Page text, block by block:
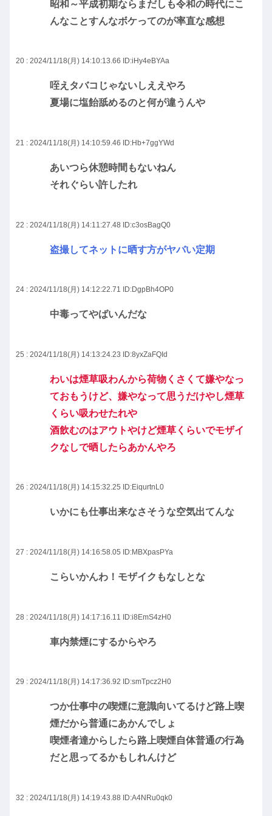
昭和～平成初期ならまだしも令和の時代にこ
んなことすんなボケってのが率直な感想
20 : 2024/11/18(月) 14:10:13.66 ID:iHy4eBYAa
咥えタバコじゃないしええやろ
夏場に塩飴舐めるのと何が違うんや
21 : 2024/11/18(月) 14:10:59.46 ID:Hb+7ggYWd
あいつら休憩時間もないねん
それぐらい許したれ
22 : 2024/11/18(月) 14:11:27.48 ID:c3osBagQ0
盗撮してネットに晒す方がヤバい定期
24 : 2024/11/18(月) 14:12:22.71 ID:DgpBh4OP0
中毒ってやばいんだな
25 : 2024/11/18(月) 14:13:24.23 ID:8yxZaFQId
わいは煙草吸わんから荷物くさくて嫌やなっ
ておもうけど、嫌やなって思うだけやし煙草
くらい吸わせたれや
酒飲むのはアウトやけど煙草くらいでモザイ
クなしで晒したらあかんやろ
26 : 2024/11/18(月) 14:15:32.25 ID:EiqurtnL0
いかにも仕事出来なさそうな空気出てんな
27 : 2024/11/18(月) 14:16:58.05 ID:MBXpasPYa
こらいかんわ！モザイクもなしとな
28 : 2024/11/18(月) 14:17:16.11 ID:i8EmS4zH0
車内禁煙にするからやろ
29 : 2024/11/18(月) 14:17:36.92 ID:smTpcz2H0
つか仕事中の喫煙に意識向いてるけど路上喫
煙だから普通にあかんでしょ
喫煙者達からしたら路上喫煙自体普通の行為
だと思ってるかもしれんけど
32 : 2024/11/18(月) 14:19:43.88 ID:A4NRu0qk0